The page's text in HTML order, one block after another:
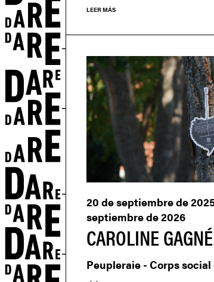
LEER MÁS
CAROLINE GAGNÉ
20 de septiembre de
septiembre de 2026
Peupleraie - Corps